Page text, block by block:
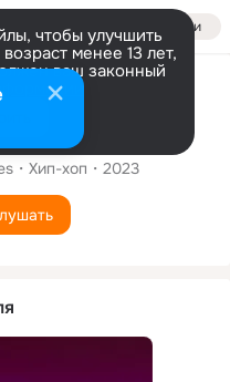
Войти
чтобы улучшить
менее 13 лет,
ваш законный
Хип-хоп 2023